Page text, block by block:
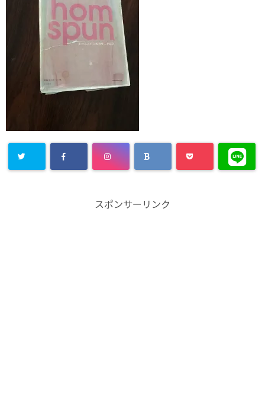
スポンサーリンク